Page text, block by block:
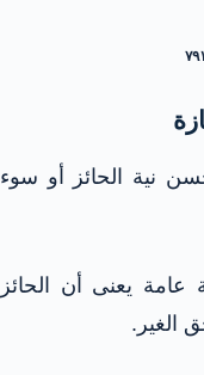
نية الحائز أو سوء
يعنى أن الحائز
الغير.